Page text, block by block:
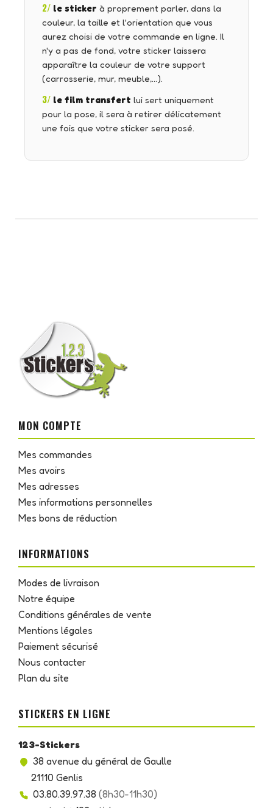
2/ le sticker à proprement parler, dans la
couleur, la taille et l'orientation que vous
aurez choisi de votre commande en ligne. Il
n'y a pas de fond, votre sticker laissera
apparaître la couleur de votre support
(carrosserie, mur, meuble,…).
3/ le film transfert lui sert uniquement
pour la pose, il sera à retirer délicatement
une fois que votre sticker sera posé.
MON COMPTE
Mes commandes
Mes avoirs
Mes adresses
Mes informations personnelles
Mes bons de réduction
INFORMATIONS
Modes de livraison
Notre équipe
Conditions générales de vente
Mentions légales
Paiement sécurisé
Nous contacter
Plan du site
STICKERS EN LIGNE
123-Stickers
38 avenue du général de Gaulle
21110 Genlis
03.80.39.97.38 (8h30-11h30)